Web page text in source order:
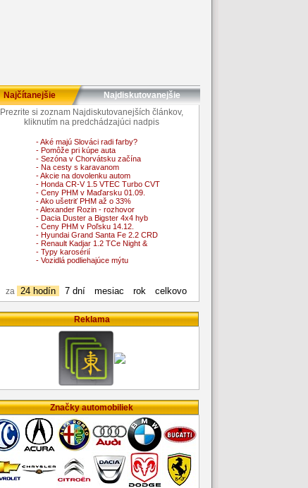
Najčítanejšie
Najdiskutovanejšie
Prezrite si zoznam Najdiskutovanejších článkov,
kliknutím na predchádzajúci nadpis
- Aké majú Slováci radi farby?
- Pomôže pri kúpe auta
- Sezóna v Chorvátsku začína
- Na cesty s karavanom
- Akcie na dovolenku autom
- Honda CR-V 1.5 VTEC Turbo CVT
- Ceny PHM v Maďarsku 01.09.
- Ako ušetriť PHM až o 33%
- Alexander Rozin - rozhovor
- Dacia Duster a Bigster 4x4 hyb
- Ceny PHM v Poľsku 14.12.
- Hyundai Grand Santa Fe 2.2 CRD
- Renault Kadjar 1.2 TCe Night &
- Typy karosérií
- Vozidlá podliehajúce mýtu
za 24 hodín 7 dní mesiac rok celkovo
Reklama
Značky automobiliek